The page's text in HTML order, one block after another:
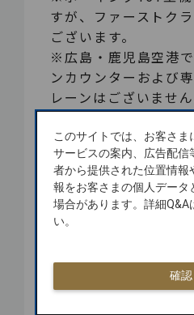
すが、ファーストク
ございます。
※広島・鹿児島空港
ンカウンターおよび
レーンはございません
※広島・鹿児島空港
のご利用となります。
※羽田ー広島/鹿児島
クラス新規導入の詳
ご確認ください。
このサイトでは、お客さ
サービスの案内、広告配信
者から提供された位置情報
報をお客さまの個人データ
場合があります。詳細Q&A
い。
確認